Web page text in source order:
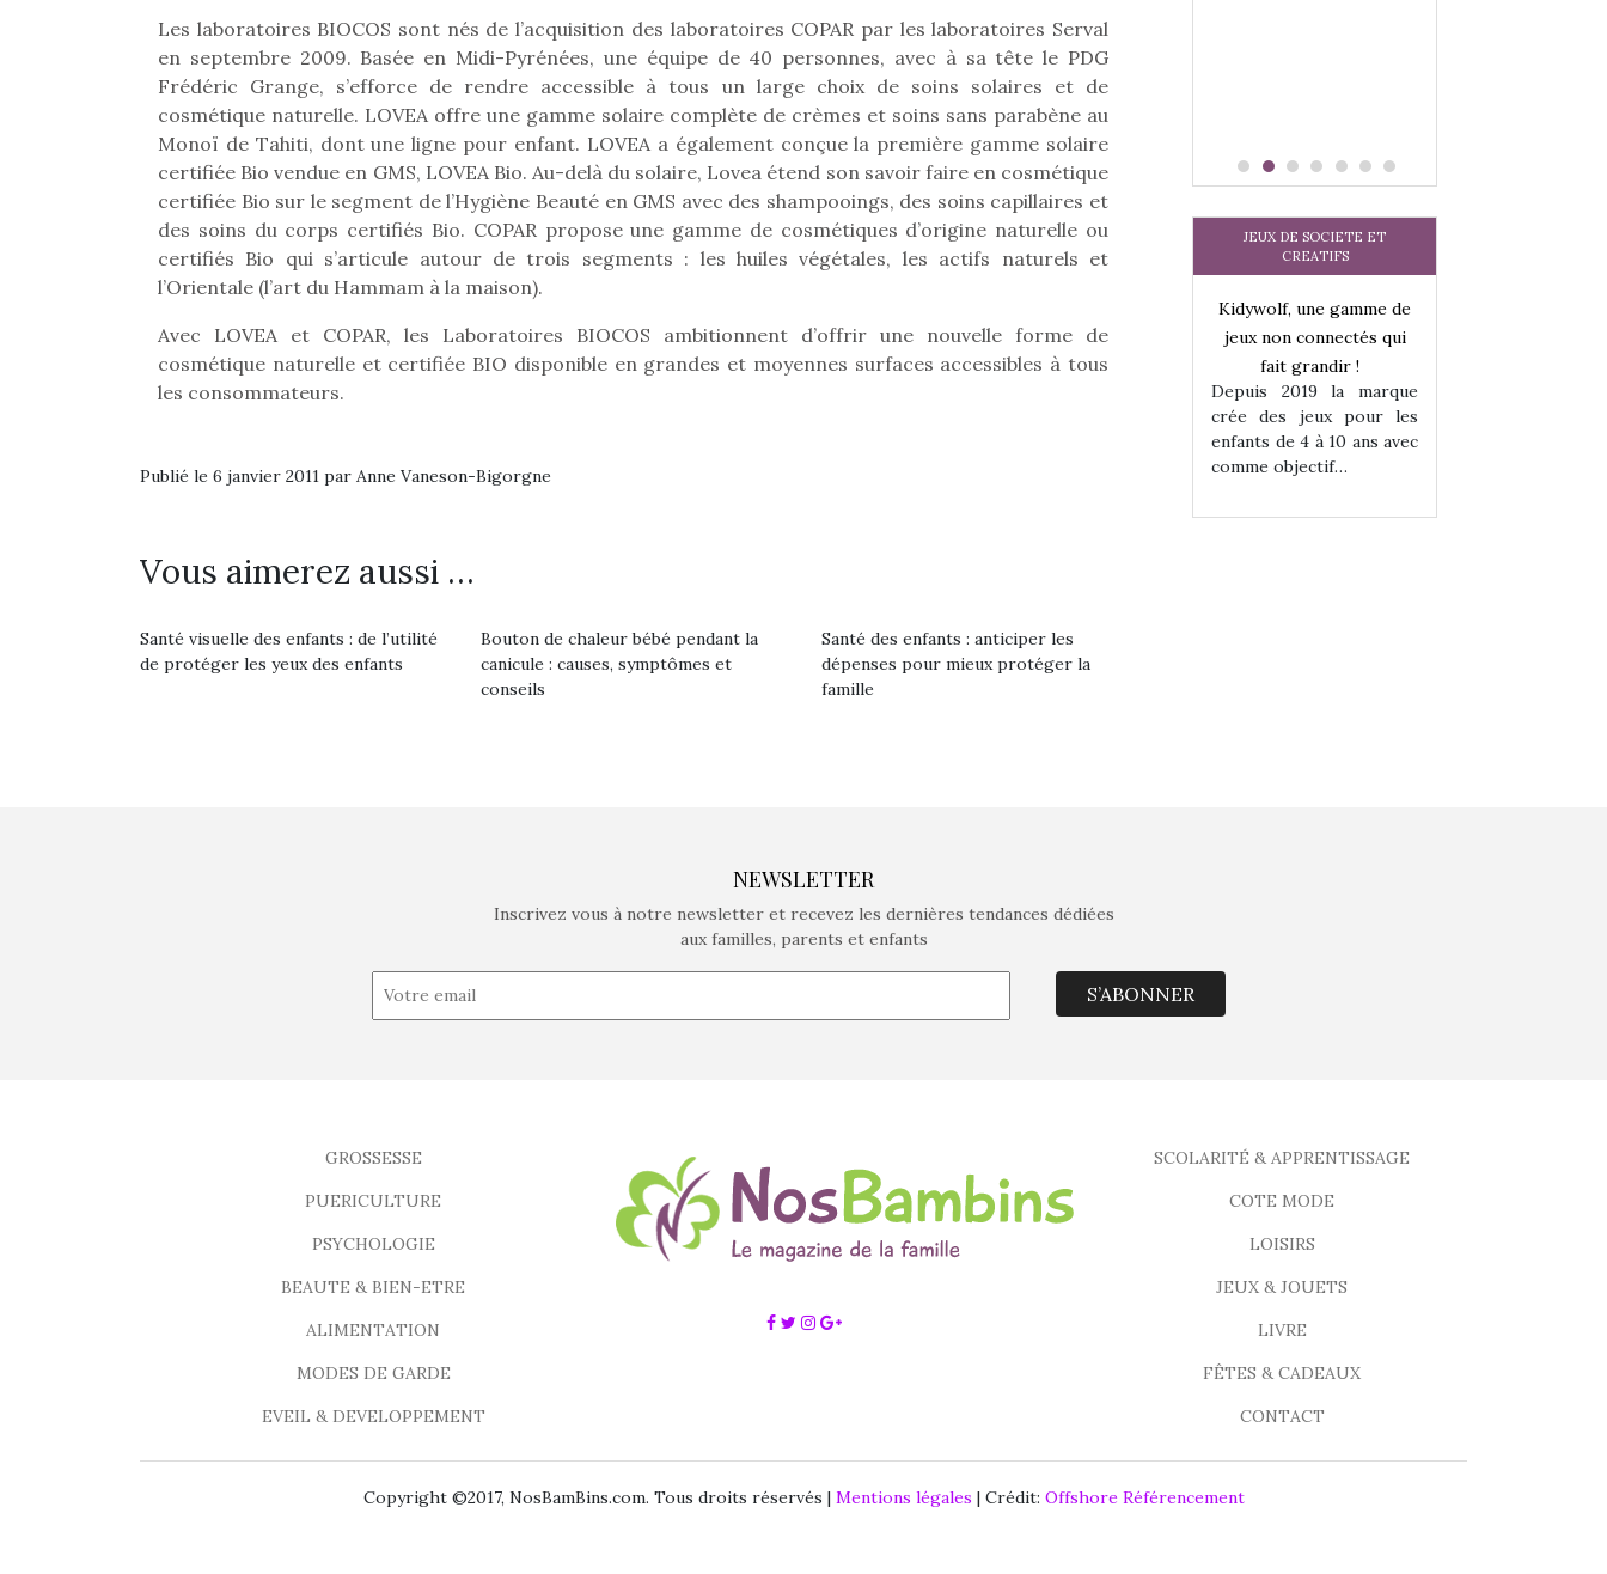
Les laboratoires BIOCOS sont nés de l’acquisition des laboratoires COPAR par les laboratoires Serval
en septembre 2009. Basée en Midi-Pyrénées, une équipe de 40 personnes, avec à sa tête le PDG
Frédéric Grange, s’efforce de rendre accessible à tous un large choix de soins solaires et de
cosmétique naturelle. LOVEA offre une gamme solaire complète de crèmes et soins sans parabène au
Monoï de Tahiti, dont une ligne pour enfant. LOVEA a également conçue la première gamme solaire
certifiée Bio vendue en GMS, LOVEA Bio. Au-delà du solaire, Lovea étend son savoir faire en cosmétique
certifiée Bio sur le segment de l’Hygiène Beauté en GMS avec des shampooings, des soins capillaires et
des soins du corps certifiés Bio. COPAR propose une gamme de cosmétiques d’origine naturelle ou
certifiés Bio qui s’articule autour de trois segments : les huiles végétales, les actifs naturels et
l’Orientale (l’art du Hammam à la maison).
Avec LOVEA et COPAR, les Laboratoires BIOCOS ambitionnent d’offrir une nouvelle forme de
cosmétique naturelle et certifiée BIO disponible en grandes et moyennes surfaces accessibles à tous
les consommateurs.
Publié le 6 janvier 2011 par Anne Vaneson-Bigorgne
Vous aimerez aussi …
Santé visuelle des enfants : de l’utilité
de protéger les yeux des enfants
Bouton de chaleur bébé pendant la
canicule : causes, symptômes et
conseils
Santé des enfants : anticiper les
dépenses pour mieux protéger la
famille
est universel, et même
les plus petits peuvent
commencer à s’y initier.
La trottinette…
JEUX DE SOCIETE ET
CREATIFS
jeux non connectés qui
fait grandir !
jeux non connectés qui
fait grandir !
Kidywolf, une gamme de
jeux non connectés qui
fait grandir !
Depuis 2019 la marque
crée des jeux pour les
enfants de 4 à 10 ans avec
comme objectif…
NEWSLETTER
Inscrivez vous à notre newsletter et recevez les dernières tendances dédiées
aux familles, parents et enfants
S’ABONNER
GROSSESSE
PUERICULTURE
PSYCHOLOGIE
BEAUTE & BIEN-ETRE
ALIMENTATION
MODES DE GARDE
EVEIL & DEVELOPPEMENT
SCOLARITÉ & APPRENTISSAGE
COTE MODE
LOISIRS
JEUX & JOUETS
LIVRE
FÊTES & CADEAUX
CONTACT
Copyright ©2017, NosBamBins.com. Tous droits réservés | Mentions légales | Crédit: Offshore Référencement